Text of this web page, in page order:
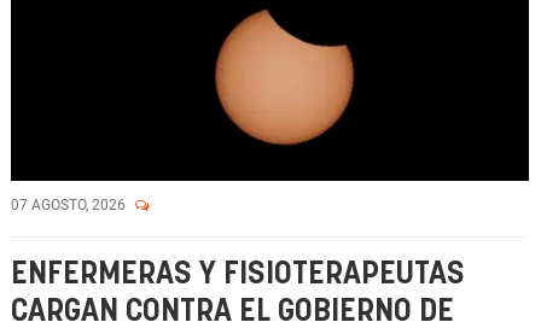
07 AGOSTO, 2026
ENFERMERAS Y FISIOTERAPEUTAS
CARGAN CONTRA EL GOBIERNO DE